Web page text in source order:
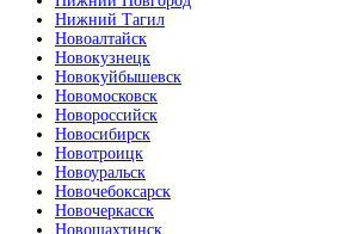
Нижний Тагил
Новоалтайск
Новокузнецк
Новокуйбышевск
Новомосковск
Новороссийск
Новосибирск
Новотроицк
Новоуральск
Новочебоксарск
Новочеркасск
Новошахтинск